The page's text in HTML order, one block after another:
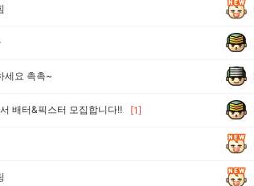
세요 촉촉~
배터&픽스터 모집합니다!! [1]